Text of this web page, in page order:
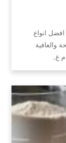
انواع
والعافية
غ…